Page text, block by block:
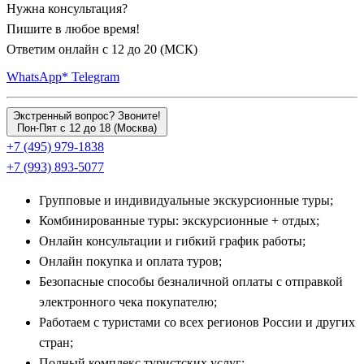
Для тех, кто хочет увидеть уникальную островную природу,
экскурсионные путевки включают перелет на легендарный
острову проходят на комфортабельном автобусе: группа
посещает величественный кратер потухшего вулкана Сансан
Ильчхульбон, уникальные черные базальтовые скалы
Чусэнджолли, водопады, низвергающиеся прямо в океан, и
знакомится с удивительным бытом знаменитых женщин-
станет поездка к мистическим скалам, которые образуют горы
Го Горы «Маисан»(Лошадиные уши), знаменитые своим
уникальным храмом Тапса с сотнями каменных пагод,
построенных без использования цемента.
Ближние экскурсии из Сеула: Сувон, Инчон,
Чхунчхон и Гапён
Нужна консультация?
Пишите в любое время!
Ответим онлайн с 12 до 20 (МСК)
WhatsApp* Telegram
Экстренный вопрос? Звоните!
Пон-Пят с 12 до 18 (Москва)
+7 (495) 979-1838
+7 (993) 893-5077
Групповые и индивидуальные экскурсионные туры;
Комбинированные туры: экскурсионные + отдых;
Онлайн консультации и гибкий график работы;
Онлайн покупка и оплата туров;
Безопасные способы безналичной оплаты с отправкой
электронного чека покупателю;
Работаем с туристами со всех регионов России и других
стран;